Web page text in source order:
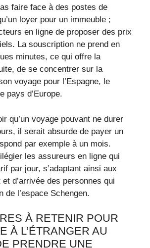
faire face à des postes de
loyer pour un immeuble ;
en ligne de proposer des prix
La souscription ne prend en
minutes, ce qui offre la
de se concentrer sur la
voyage pour l’Espagne, le
pays d’Europe.
qu’un voyage pouvant ne durer
il serait absurde de payer un
par exemple à un mois.
les assureurs en ligne qui
par jour, s’adaptant ainsi aux
d’arrivée des personnes qui
de l’espace Schengen.
À RETENIR POUR
À L’ÉTRANGER AU
PRENDRE UNE